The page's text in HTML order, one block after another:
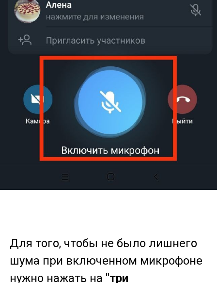
Для того, чтобы не было лишнего
шума при включенном микрофоне
нужно нажать на "три